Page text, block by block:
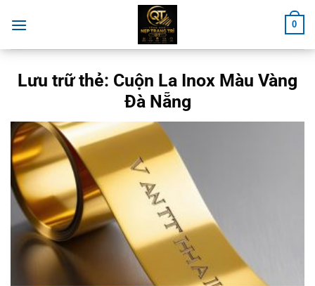
đến
0
Lưu trữ thẻ: Cuộn La Inox Màu Vàng
Đà Nẵng